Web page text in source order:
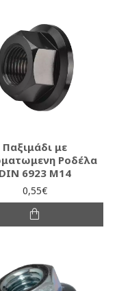
Παξιμάδι με
Ροδέλα
DIN 6923 M14
0,55€